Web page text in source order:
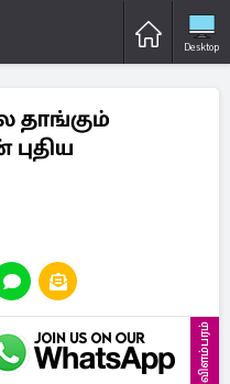
Desktop
தாங்கும்
விளம்பரம்